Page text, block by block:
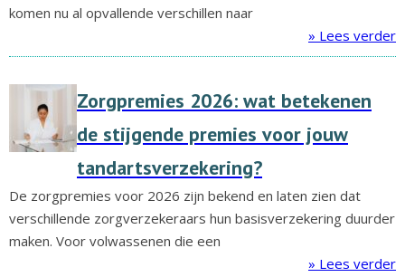
komen nu al opvallende verschillen naar
» Lees verder
Zorgpremies 2026: wat betekenen
de stijgende premies voor jouw
tandartsverzekering?
De zorgpremies voor 2026 zijn bekend en laten zien dat
verschillende zorgverzekeraars hun basisverzekering duurder
maken. Voor volwassenen die een
» Lees verder